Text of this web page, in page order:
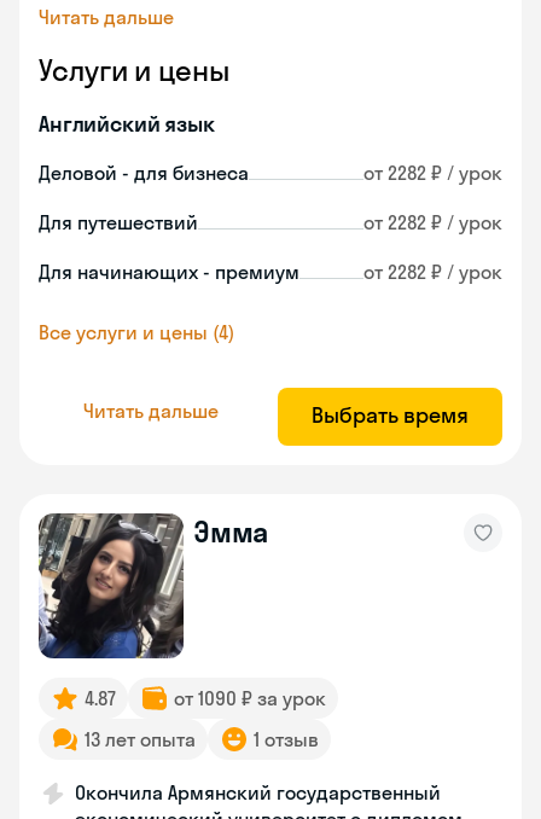
Читать дальше
Услуги и цены
Английский язык
Деловой - для бизнеса от 2282 ₽ / урок
Для путешествий от 2282 ₽ / урок
Для начинающих - премиум от 2282 ₽ / урок
Все услуги и цены (4)
Читать дальше Выбрать время
Эмма
4.87
от 1090 ₽ за урок
13 лет опыта
1 отзыв
Окончила Армянский государственный